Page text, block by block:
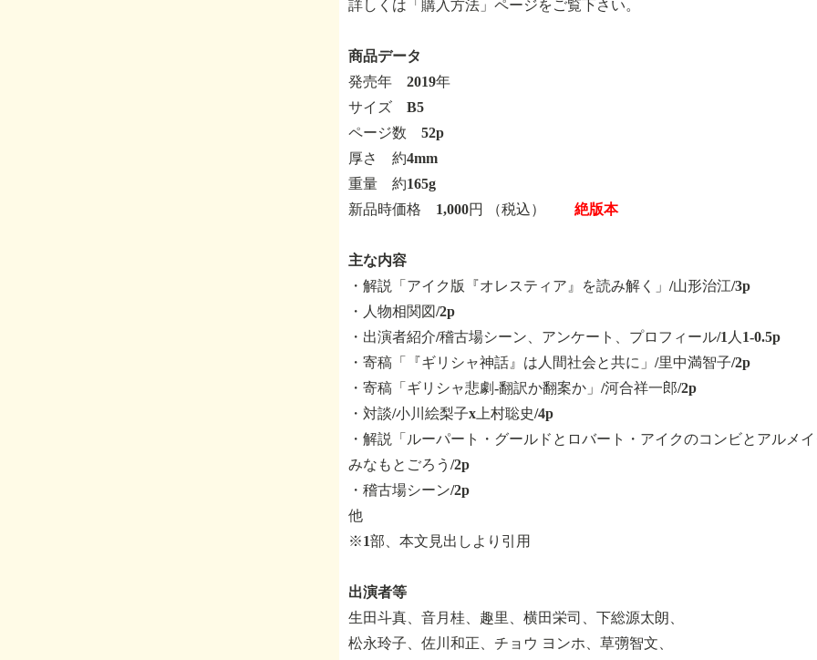
詳しくは「購入方法」ページをご覧下さい。
商品データ
発売年 2019年
サイズ B5
ページ数 52p
厚さ 約4mm
重量 約165g
新品時価格 1,000円 （税込） 絶版本
主な内容
・解説「アイク版『オレスティア』を読み解く」/山形治江/3p
・人物相関図/2p
・出演者紹介/稽古場シーン、アンケート、プロフィール/1人1-0.5p
・寄稿「『ギリシャ神話』は人間社会と共に」/里中満智子/2p
・寄稿「ギリシャ悲劇-翻訳か翻案か」/河合祥一郎/2p
・対談/小川絵梨子x上村聡史/4p
・解説「ルーパート・グールドとロバート・アイクのコンビとアルメ
みなもとごろう/2p
・稽古場シーン/2p
他
※1部、本文見出しより引用
出演者等
生田斗真、音月桂、趣里、横田栄司、下総源太朗、
松永玲子、佐川和正、チョウ ヨンホ、草彅智文、